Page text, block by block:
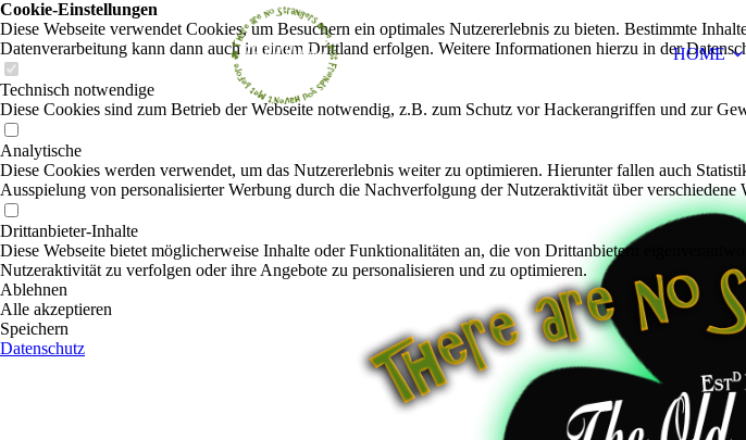
HOME
Cookie-Einstellungen
Diese Webseite verwendet Cookies, um Besuchern ein optimales Nutzererlebnis zu bieten. Bestimmte
Datenverarbeitung kann dann auch in einem Drittland erfolgen. Weitere Informationen hierzu in der
Technisch notwendige
Diese Cookies sind zum Betrieb der Webseite notwendig, z.B. zum Schutz vor Hackerangriffen und zur
Analytische
Diese Cookies werden verwendet, um das Nutzererlebnis weiter zu optimieren. Hierunter fallen auch
Ausspielung von personalisierter Werbung durch die Nachverfolgung der Nutzeraktivität über verschiedene
Drittanbieter-Inhalte
Diese Webseite bietet möglicherweise Inhalte oder Funktionalitäten an, die von Drittanbietern
Nutzeraktivität zu verfolgen oder ihre Angebote zu personalisieren und zu optimieren.
Ablehnen
Alle akzeptieren
Speichern
Datenschutz